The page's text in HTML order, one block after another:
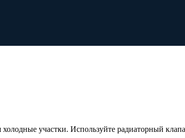
участки. Используйте радиаторный